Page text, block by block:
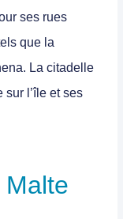
ses rues
que la
La citadelle
l’île et ses